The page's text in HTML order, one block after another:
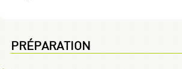
PRÉPARATION